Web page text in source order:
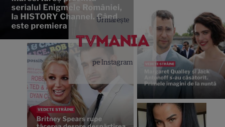
Urmărește
pe Instagram